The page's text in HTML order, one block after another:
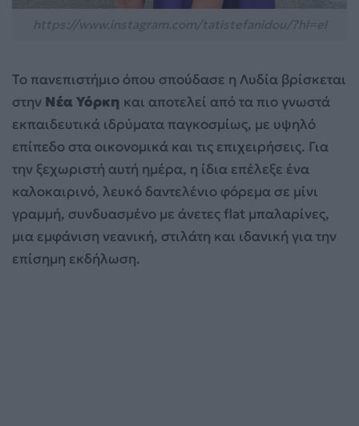
Το πανεπιστήμιο όπου σπούδασε η Λυδία βρίσκεται
στην Νέα Υόρκη και αποτελεί από τα πιο γνωστά
εκπαιδευτικά ιδρύματα παγκοσμίως, με υψηλό
επίπεδο στα οικονομικά και τις επιχειρήσεις. Για
την ξεχωριστή αυτή ημέρα, η ίδια επέλεξε ένα
καλοκαιρινό, λευκό δαντελένιο φόρεμα σε μίνι
γραμμή, συνδυασμένο με άνετες flat μπαλαρίνες,
μια εμφάνιση νεανική, στιλάτη και ιδανική για την
επίσημη εκδήλωση.